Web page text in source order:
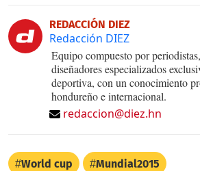
REDACCIÓN DIEZ
Redacción DIEZ
Equipo compuesto por
diseñadores especializados
deportiva, con un conocimiento
hondureño e internacional.
redaccion@diez.hn
World cup Mundial2015